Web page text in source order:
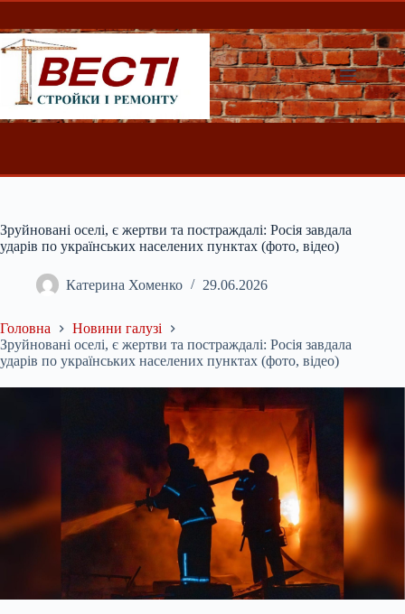
Перейти
вмісту
Зруйновані оселі, є жертви та постраждалі: Росія завдала
ударів по українських населених пунктах (фото, відео)
Катерина Хоменко 29.06.2026
Головна
Новини галузі
Зруйновані оселі, є жертви та постраждалі: Росія завдала
ударів по українських населених пунктах (фото, відео)